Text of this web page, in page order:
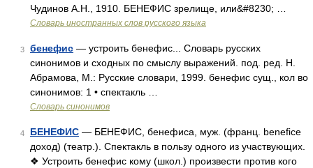
Чудинов А.Н., 1910. БЕНЕФИС зрелище, или&#8230; …
Словарь иностранных слов русского языка
3 бенефис — устроить бенефис... Словарь русских
синонимов и сходных по смыслу выражений. под. ред. Н.
Абрамова, М.: Русские словари, 1999. бенефис сущ., кол во
синонимов: 1 • спектакль …
Словарь синонимов
4 БЕНЕФИС — БЕНЕФИС, бенефиса, муж. (франц. benefice
доход) (театр.). Спектакль в пользу одного из участвующих.
❖ Устроить бенефис кому (школ.) произвести против кого